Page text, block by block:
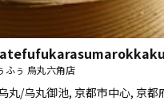
ふぅ 烏丸六角店
丸/乌丸御池, 京都市中心, 京都